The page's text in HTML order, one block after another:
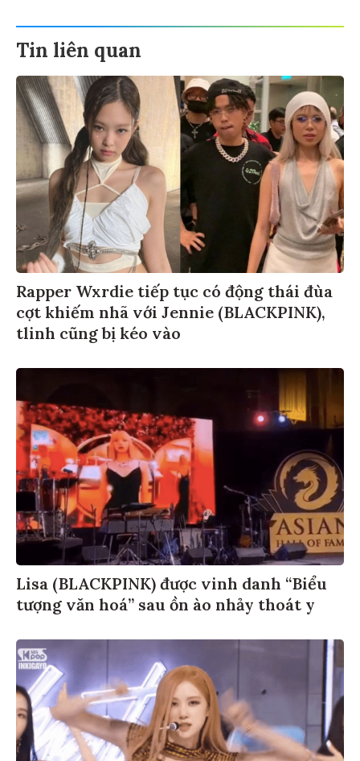
Tin liên quan
Rapper Wxrdie tiếp tục có động thái đùa
cợt khiếm nhã với Jennie (BLACKPINK),
tlinh cũng bị kéo vào
Lisa (BLACKPINK) được vinh danh “Biểu
tượng văn hoá” sau ồn ào nhảy thoát y